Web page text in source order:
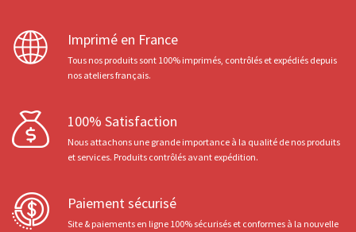
Imprimé en France
Tous nos produits sont 100% imprimés, contrôlés et expédiés depuis
nos ateliers français.
100% Satisfaction
Nous attachons une grande importance à la qualité de nos produits
et services. Produits contrôlés avant expédition.
Paiement sécurisé
Site & paiements en ligne 100% sécurisés et conformes à la nouvelle